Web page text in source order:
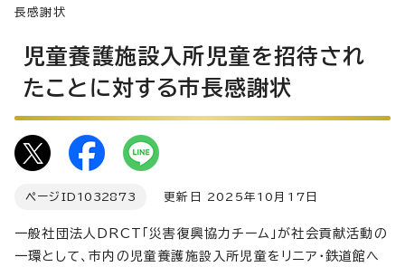
長感謝状
児童養護施設入所児童を招待され
たことに対する市長感謝状
ページID 1032873 更新日 2025年10月17日
一般社団法人DRCT「災害復興協力チーム」が社会貢献活動の
一環として、市内の児童養護施設入所児童をリニア・鉄道館へ